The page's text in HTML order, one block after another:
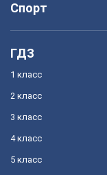
Спорт
ГДЗ
1 класс
2 класс
3 класс
4 класс
5 класс